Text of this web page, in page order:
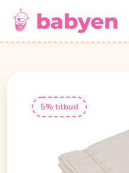
5% tilbud